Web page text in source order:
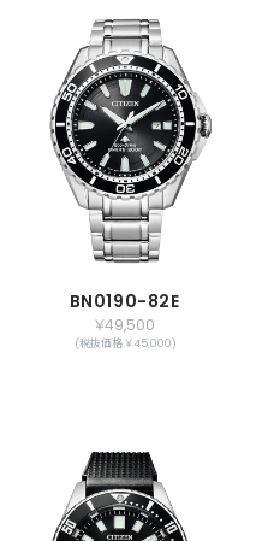
BN0190-82E
￥49,500
(税抜価格 ￥45,000)